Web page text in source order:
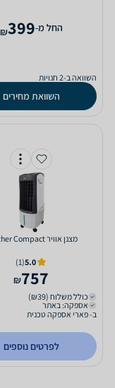
‫החל מ-399
₪
השוואה ב-2 חנויות
השוואת מחירים
‏מצנן אוויר Norther Compact
5.0
(1)
757
₪
כולל משלוח (₪39)
אספקה: באתר
ב- פארי אספקה טכנית
לפרטים נוספים